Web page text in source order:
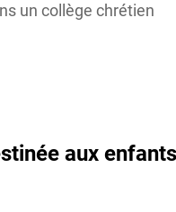
un collège chrétien
aux enfants